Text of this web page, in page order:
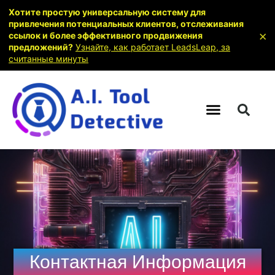
Контактная Информация
Хотите простую универсальную систему для
привлечения потенциальных клиентов, отслеживания
ссылок и более эффективного продвижения
предложений? Узнайте, как работает LeadsLeap, за
считанные минуты
×